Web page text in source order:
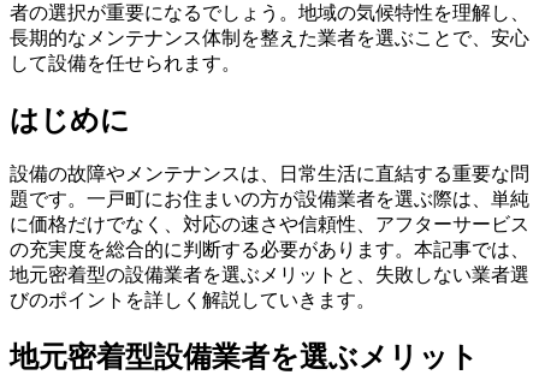
者の選択が重要になるでしょう。地域の気候特性を理解し、
長期的なメンテナンス体制を整えた業者を選ぶことで、安心
して設備を任せられます。
はじめに
設備の故障やメンテナンスは、日常生活に直結する重要な問
題です。一戸町にお住まいの方が設備業者を選ぶ際は、単純
に価格だけでなく、対応の速さや信頼性、アフターサービス
の充実度を総合的に判断する必要があります。本記事では、
地元密着型の設備業者を選ぶメリットと、失敗しない業者選
びのポイントを詳しく解説していきます。
地元密着型設備業者を選ぶメリット